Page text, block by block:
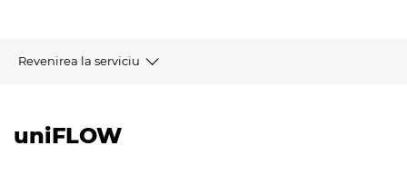
Revenirea la serviciu
uniFLOW